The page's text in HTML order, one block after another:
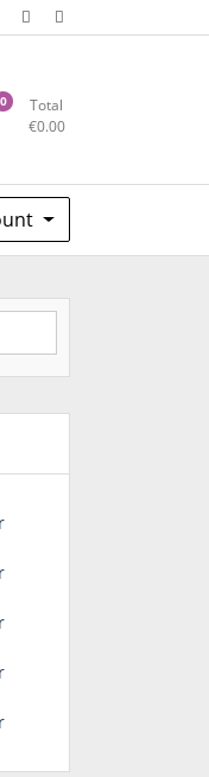
0
Total
€0.00